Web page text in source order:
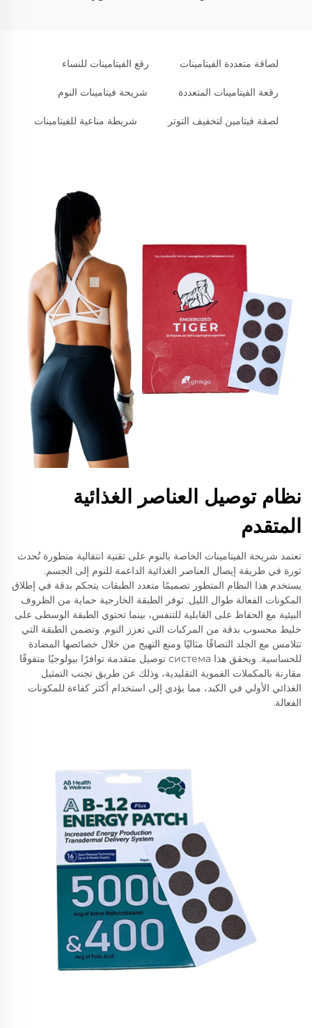
لصاقة متعددة الفيتامينات رقع الفيتامينات للنساء
رقعة الفيتامينات المتعددة شريحة فيتامينات النوم
لصقة فيتامين لتخفيف التوتر شريطة مناعية للفيتامينات
نظام توصيل العناصر الغذائية
المتقدم
تعتمد شريحة الفيتامينات الخاصة بالنوم على تقنية انتقالية متطورة تُحدث
ثورة في طريقة إيصال العناصر الغذائية الداعمة للنوم إلى الجسم.
يستخدم هذا النظام المتطور تصميمًا متعدد الطبقات يتحكم بدقة في إطلاق
المكونات الفعالة طوال الليل. توفر الطبقة الخارجية حماية من الظروف
البيئية مع الحفاظ على القابلية للتنفس، بينما تحتوي الطبقة الوسطى على
خليط محسوب بدقة من المركبات التي تعزز النوم. وتضمن الطبقة التي
تتلامس مع الجلد التصاقًا مثاليًا ومنع التهيج من خلال خصائصها المضادة
للحساسية. ويحقق هذا система توصيل متقدمة توافرًا بيولوجيًا متفوقًا
مقارنة بالمكملات الفموية التقليدية، وذلك عن طريق تجنب التمثيل
الغذائي الأولي في الكبد، مما يؤدي إلى استخدام أكثر كفاءة للمكونات
الفعالة.